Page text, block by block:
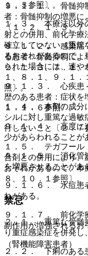
９．１．１． 骨髄抑
者：骨髄抑制の増悪に
〔１．２、１．３、
９．１．２． 感染症
る患者：骨髄抑制に
２、１．３、７．１、
９．１．３． 心疾患
歴のある患者：症状を
１．１．６参照〕。
９．１．４． 高度に
少があらわれることが
９．１．５． 消化管
を増悪させることがあ
９．１．６． 水痘患
れがある。
９．１．７． 前化学
副作用が増強されるお
（腎機能障害患者）
１．３参照〕。
１．３． 本療法以外
射との併用、前化学療
確立していない（重篤
るおそれがあるので
られた場合には、速や
１、８．１、９．１
照〕。
１．４． 本剤の成分
シルに対し重篤な過
行しないこと〔２．７
１．５． テガフール
合剤との併用により、
おそれがあるので、本
８、１０．１参照〕。
禁忌
２．１． 重篤な骨髄
り重症感染症を併発し
２．２． 下痢のある